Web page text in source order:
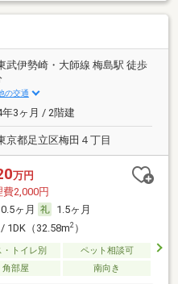
武伊勢崎・大師線 梅島駅 徒歩
の交通
年3ヶ月 / 2階建
京都足立区梅田４丁目
万円
費2,000円
0.5ヶ月
1.5ヶ月
1DK（32.58m2）
・トイレ別
ペット相談可
角部屋 南向き